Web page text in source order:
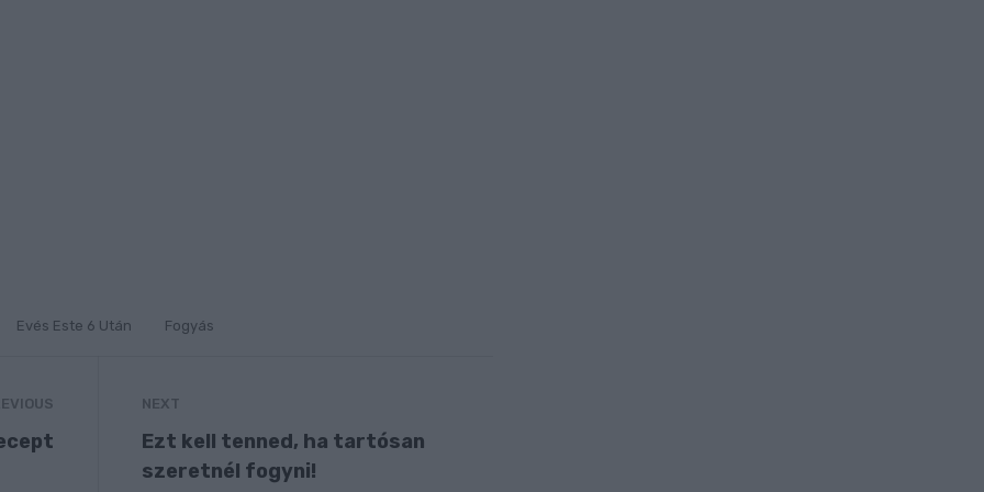
Evés Este 6 Után Fogyás
NEXT
Ezt kell tenned, ha tartósan
szeretnél fogyni!